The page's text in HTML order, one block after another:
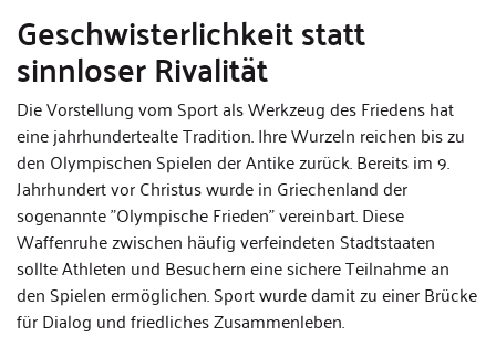
Geschwisterlichkeit statt
sinnloser Rivalität
Die Vorstellung vom Sport als Werkzeug des Friedens hat
eine jahrhundertealte Tradition. Ihre Wurzeln reichen bis zu
den Olympischen Spielen der Antike zurück. Bereits im 9.
Jahrhundert vor Christus wurde in Griechenland der
sogenannte "Olympische Frieden" vereinbart. Diese
Waffenruhe zwischen häufig verfeindeten Stadtstaaten
sollte Athleten und Besuchern eine sichere Teilnahme an
den Spielen ermöglichen. Sport wurde damit zu einer Brücke
für Dialog und friedliches Zusammenleben.